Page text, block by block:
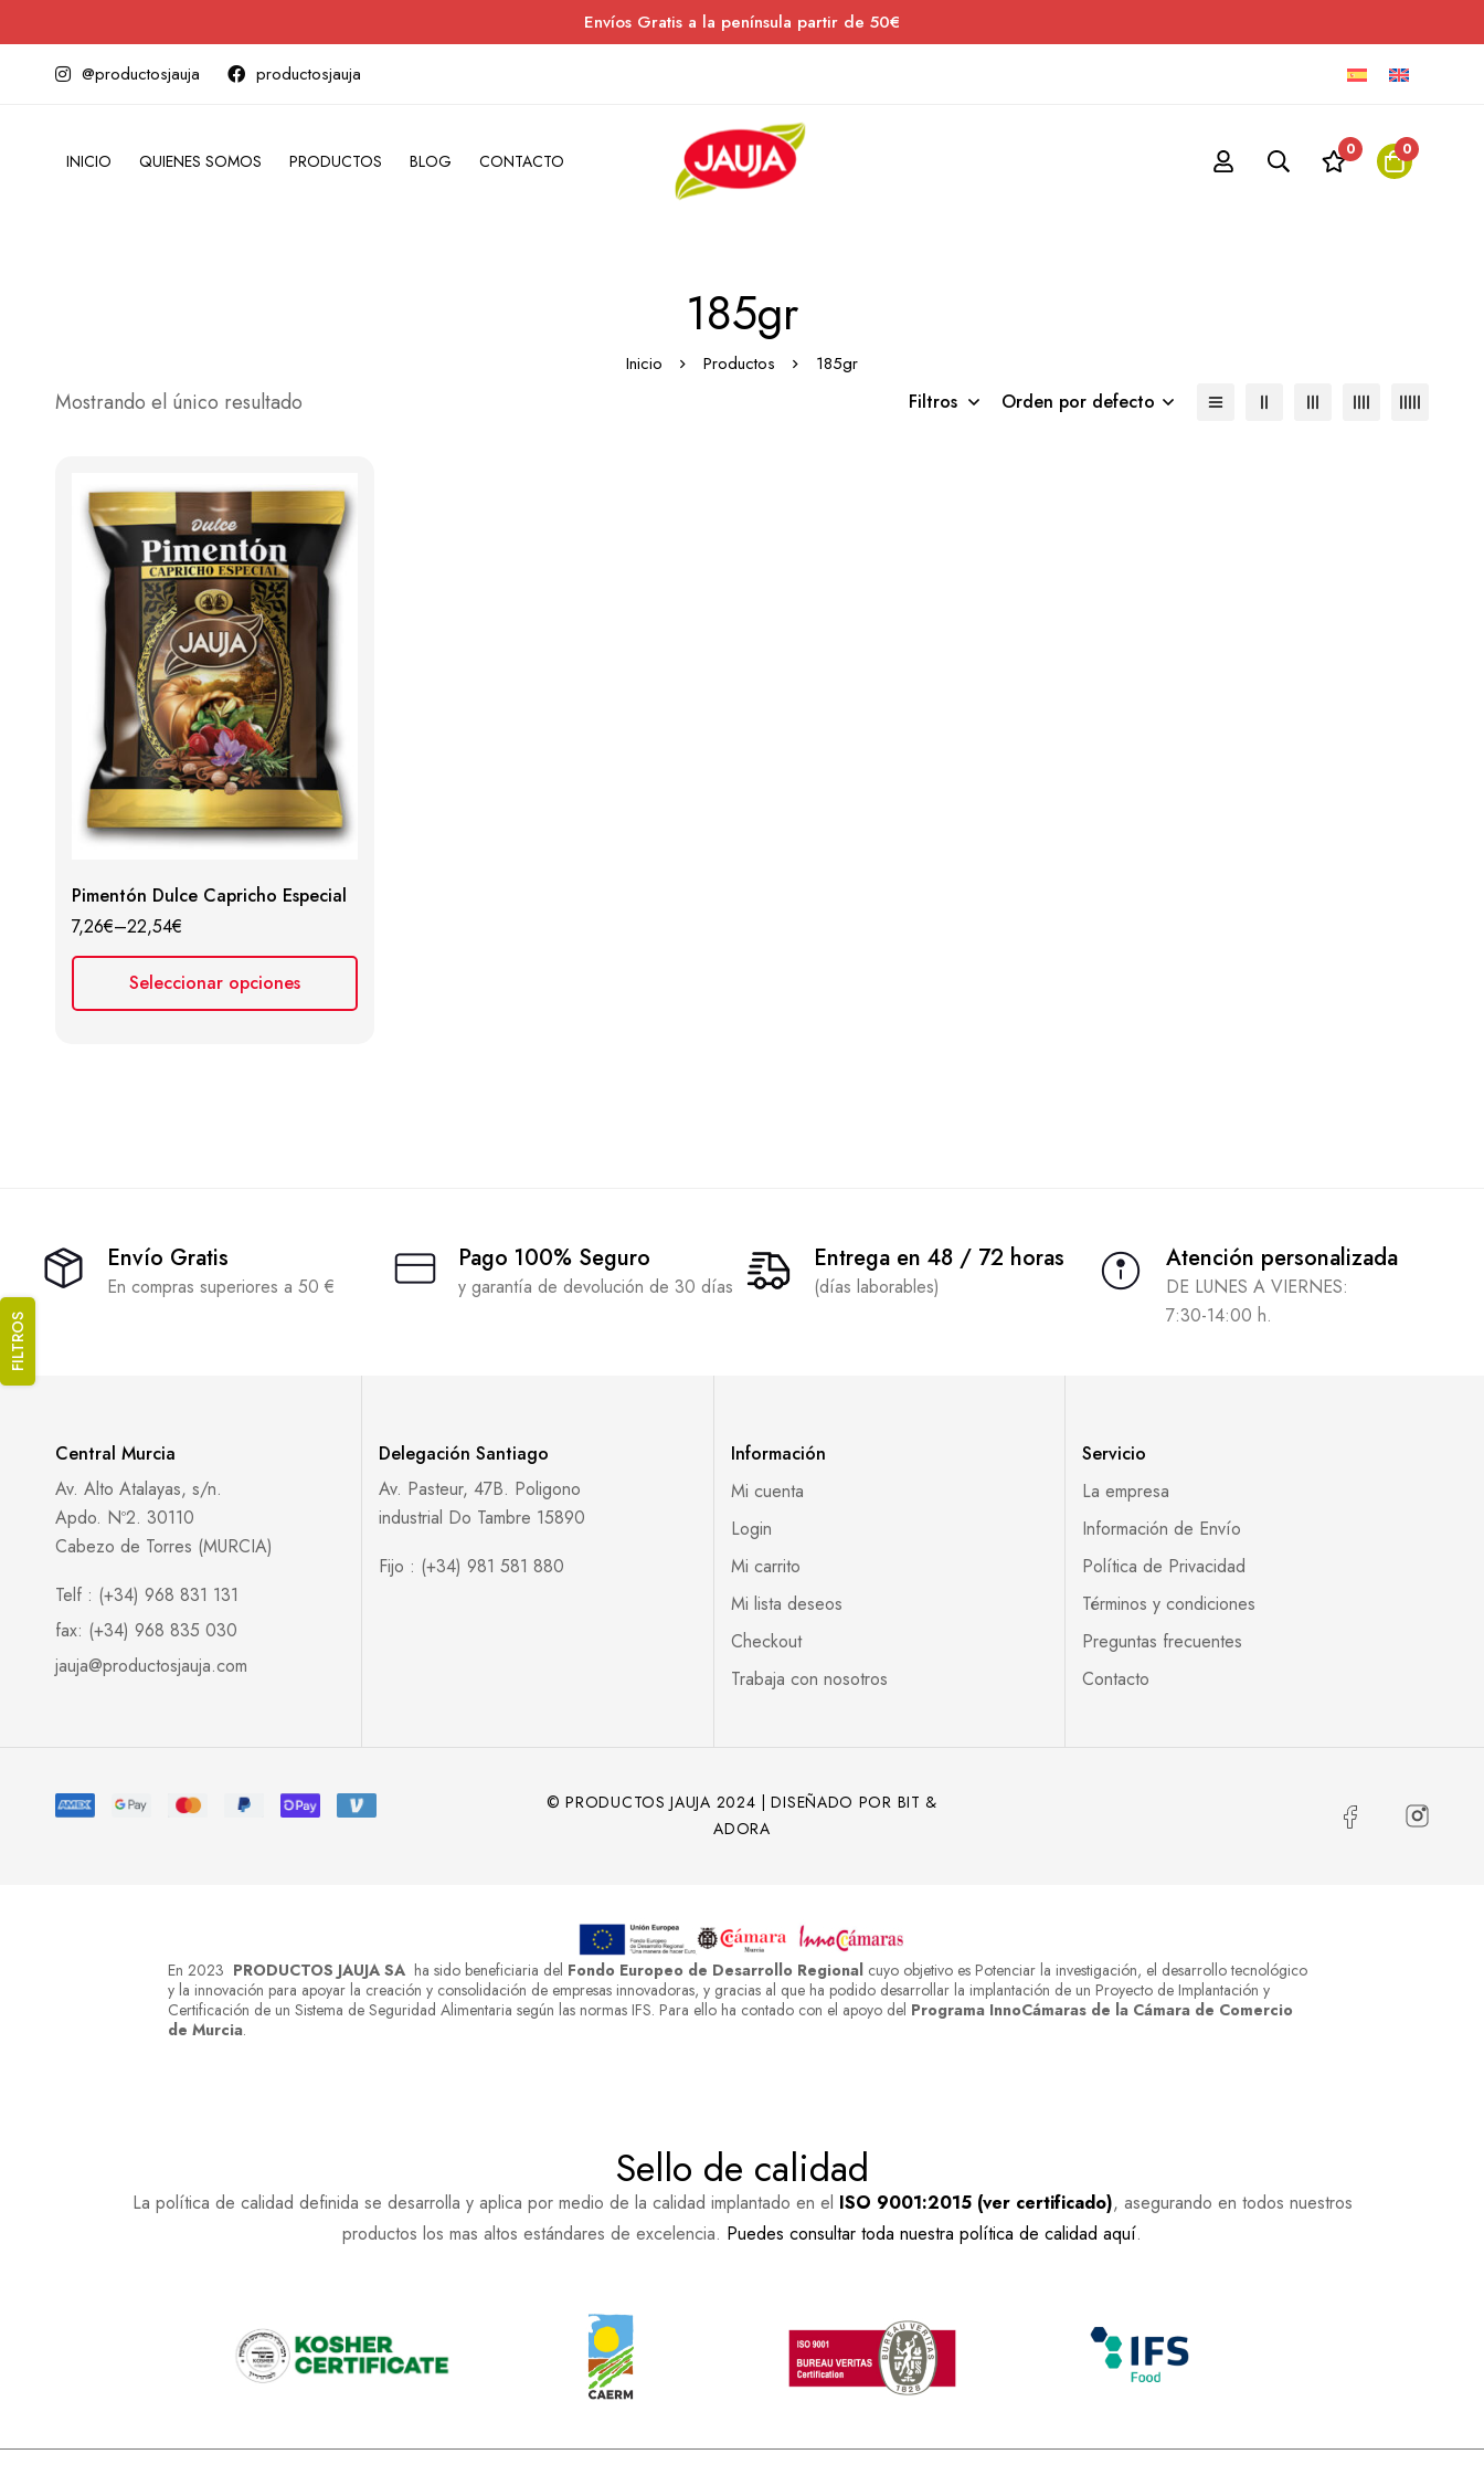
Envíos Gratis a la península partir de 50€
@productosjauja productosjauja
INICIO QUIENES SOMOS PRODUCTOS BLOG CONTACTO
0 0
185gr
Inicio Productos 185gr
FILTROS
Mostrando el único resultado Filtros Orden por defecto
Pimentón Dulce Capricho Especial
7,26€–22,54€
Seleccionar opciones
Envío Gratis
En compras superiores a 50 €
Pago 100% Seguro
y garantía de devolución de 30 días
Entrega en 48 / 72 horas
(días laborables)
Atención personalizada
DE LUNES A VIERNES:
7:30-14:00 h.
Central Murcia
Av. Alto Atalayas, s/n.
Apdo. Nº2. 30110
Cabezo de Torres (MURCIA)
Telf : (+34) 968 831 131
fax: (+34) 968 835 030
jauja@productosjauja.com
Delegación Santiago
Av. Pasteur, 47B. Poligono
industrial Do Tambre 15890
Fijo : (+34) 981 581 880
Información
Mi cuenta
Login
Mi carrito
Mi lista deseos
Checkout
Trabaja con nosotros
Servicio
La empresa
Información de Envío
Política de Privacidad
Términos y condiciones
Preguntas frecuentes
Contacto
© PRODUCTOS JAUJA 2024 | DISEÑADO POR BIT &
ADORA
En 2023 PRODUCTOS JAUJA SA ha sido beneficiaria del Fondo Europeo de Desarrollo Regional cuyo objetivo es Potenciar la investigación, el desarrollo tecnológico
y la innovación para apoyar la creación y consolidación de empresas innovadoras, y gracias al que ha podido desarrollar la implantación de un Proyecto de Implantación y
Certificación de un Sistema de Seguridad Alimentaria según las normas IFS. Para ello ha contado con el apoyo del Programa InnoCámaras de la Cámara de Comercio
de Murcia.
Sello de calidad
La política de calidad definida se desarrolla y aplica por medio de la calidad implantado en el ISO 9001:2015 (ver certificado), asegurando en todos nuestros
productos los mas altos estándares de excelencia. Puedes consultar toda nuestra política de calidad aquí.